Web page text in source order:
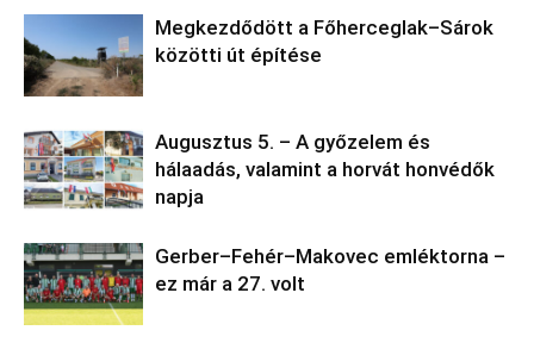
Megkezdődött a Főherceglak–Sárok
közötti út építése
Augusztus 5. – A győzelem és
hálaadás, valamint a horvát honvédők
napja
Gerber–Fehér–Makovec emléktorna –
ez már a 27. volt